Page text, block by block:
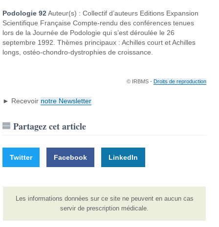
Podologie 92 Auteur(s) : Collectif d’auteurs Editions Expansion
Scientifique Française Compte-rendu des conférences tenues
lors de la Journée de Podologie qui s’est déroulée le 26
septembre 1992. Thèmes principaux : Achilles court et Achilles
longs, ostéo-chondro-dystrophies de croissance.
© IRBMS - Droits de reproduction
► Recevoir notre Newsletter
Partagez cet article
Twitter Facebook LinkedIn
Les informations données sur ce site ne peuvent en aucun cas
servir de prescription médicale.